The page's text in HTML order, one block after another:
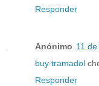
Responder
Anónimo 11
buy tramadol
Responder